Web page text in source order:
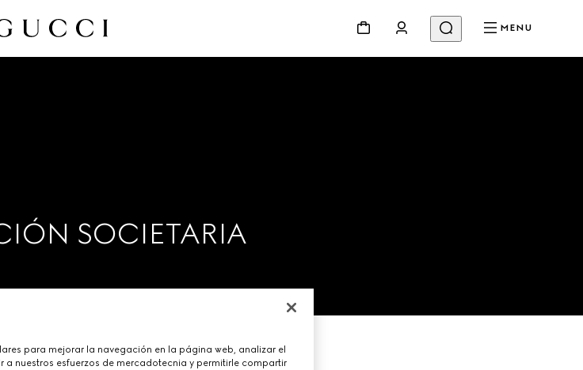
MENU
SOCIETARIA
para mejorar la navegación en la página web, analizar el
a nuestros esfuerzos de mercadotecnia y permitirle compartir